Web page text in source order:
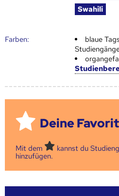
Swahili
Farben:
blaue
Deine
Mit dem
kannst du
hinzufügen.